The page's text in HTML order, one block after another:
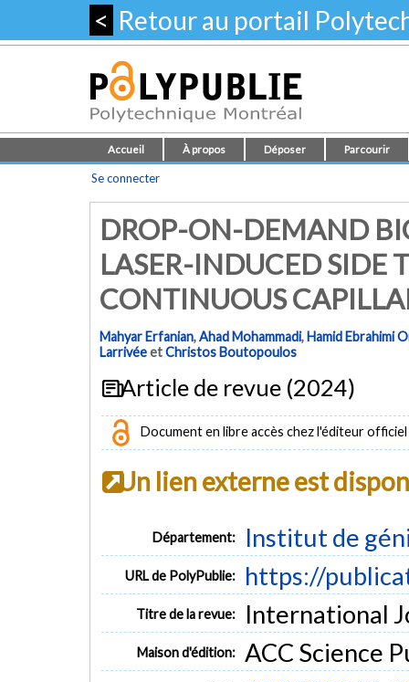
< Retour au portail
Accueil À propos Déposer Parcourir
Se connecter
DROP-ON-DEMAND
LASER-INDUCED SIDE
CONTINUOUS
Mahyar Erfanian,Ahad Mohammadi,Hamid Ebrahimi
LarrivéeetChristos Boutopoulos
Article de revue (2024)
Document en libre accès chez l'éditeur officiel
Un lien externe est
Département: Institut de
URL de PolyPublie: https://
Titre de la revue: International
Maison d'édition: ACC Science